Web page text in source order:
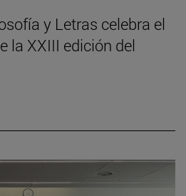
y Letras celebra el
la XXIII edición del